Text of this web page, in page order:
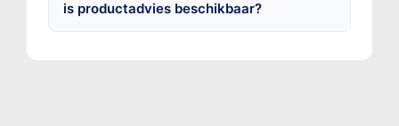
is productadvies beschikbaar?